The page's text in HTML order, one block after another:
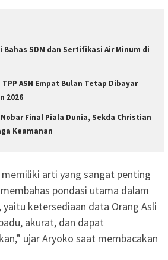
SDM dan Sertifikasi Air Minum di
ASN Empat Bulan Tetap Dibayar
2026
Final Piala Dunia, Sekda Christian
Keamanan
arti yang sangat penting
pondasi utama dalam
yaitu ketersediaan data Orang Asli
akurat, dan dapat
ujar Aryoko saat membacakan